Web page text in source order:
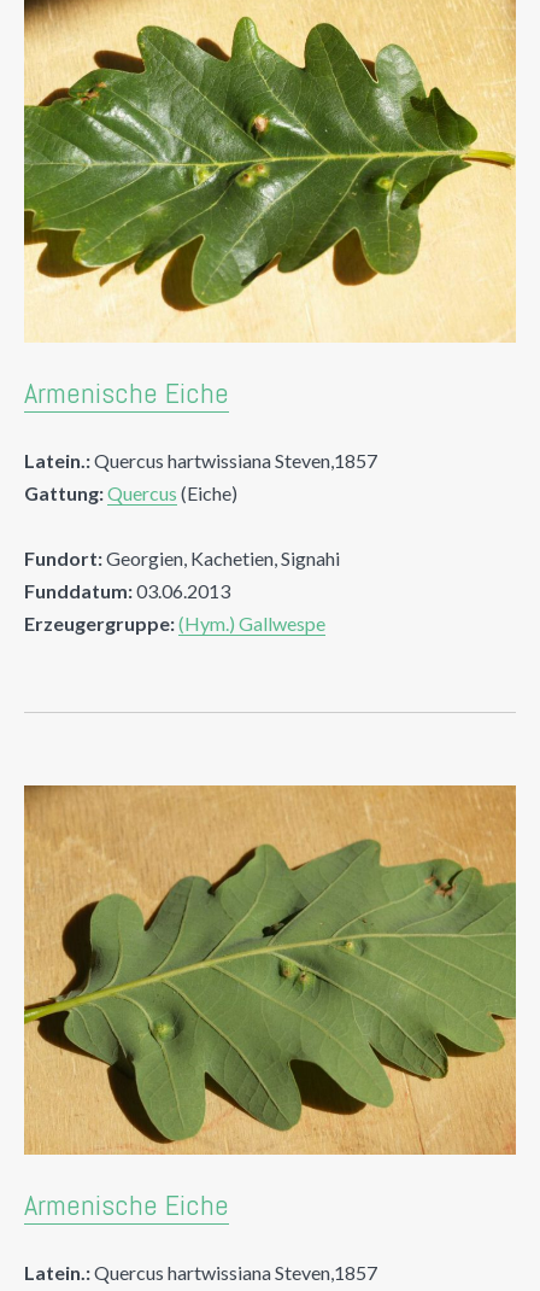
Armenische Eiche
Latein.:Quercus hartwissiana Steven,1857
Gattung:Quercus (Eiche)
Fundort:Georgien, Kachetien, Signahi
Funddatum:03.06.2013
Erzeugergruppe:(Hym.) Gallwespe
Armenische Eiche
Latein.:Quercus hartwissiana Steven,1857